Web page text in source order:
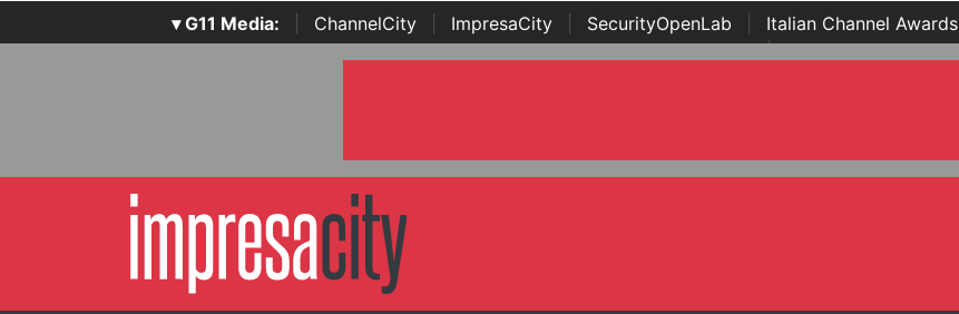
▾ G11 Media: ChannelCity ImpresaCity SecurityOpenLab Italian Channel Awards
Awards | ...